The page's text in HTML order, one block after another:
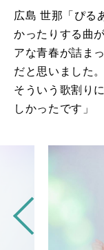
広島 世那「ぴる
かったりする曲
アな青春が詰ま
だと思いました
そういう歌割り
しかったです」